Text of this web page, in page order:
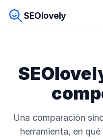
SEOlovely
Una comparación
herramienta, en